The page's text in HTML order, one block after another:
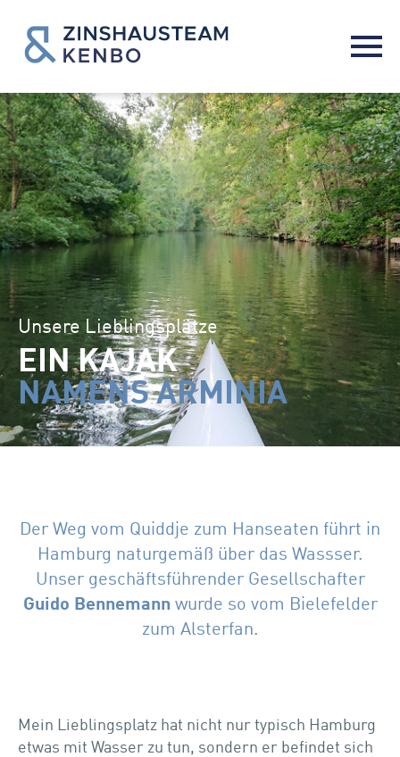
Unsere Lieblingsplätze
EIN KAJAK
NAMENS ARMINIA​
Der Weg vom Quiddje zum Hanseaten führt in
Hamburg naturgemäß über das Wassser.
Unser geschäftsführender Gesellschafter
Guido Bennemann wurde so vom Bielefelder
zum Alsterfan.
Mein Lieblingsplatz hat nicht nur typisch Hamburg
etwas mit Wasser zu tun, sondern er befindet sich